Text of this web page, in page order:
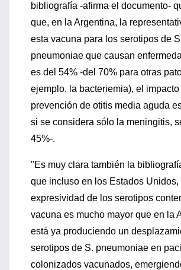
bibliografía -afirma el documento-
que, en la Argentina, la
esta vacuna para los serotipos de
pneumoniae que causan
es del 54% -del 70% para otras
ejemplo, la bacteriemia), el impacto
prevención de otitis media aguda
si se considera sólo la meningitis,
45%-.
"Es muy clara también la
que incluso en los Estados Unidos,
expresividad de los serotipos
vacuna es mucho mayor que en la
está ya produciendo un
serotipos de S. pneumoniae en
colonizados vacunados,